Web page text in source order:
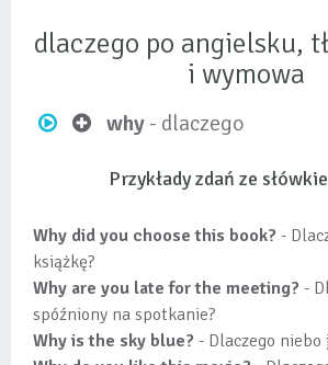
dlaczego po angielsku,
i wymowa
why - dlaczego
Przykłady zdań ze
Why did you choose this book? -
książkę?
Why are you late for the meeting? -
spóźniony na spotkanie?
Why is the sky blue? - Dlaczego